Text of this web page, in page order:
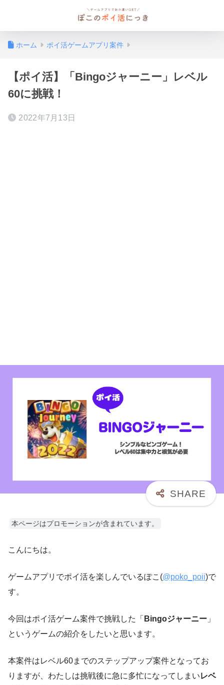
ホーム ポイ活ゲームアプリ案件
【ポイ活】「Bingoジャーニー」レベル
60に挑戦！
2022年7月13日
本ページはプロモーションが含まれています。
こんにちは。
ゲームアプリでポイ活を楽しんでいるぽこ(@poko_poii)で
す。
今回はポイ活ゲーム案件で挑戦した「 Bingoジャーニー 」
というゲームの紹介をしたいと思います。
本案件はレベル60までのステップアップ案件となってお
りますが、わたしは挑戦後に急に多忙になってしまいレベ